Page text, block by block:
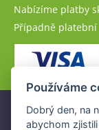
Nabízíme platby
Případně
Pojistné
Používáme
Dobrý den, na
abychom